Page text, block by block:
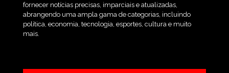
fornecer notícias precisas, imparciais e atualizadas,
abrangendo uma ampla gama de categorias, incluindo
política, economia, tecnologia, esportes, cultura e muito
mais.